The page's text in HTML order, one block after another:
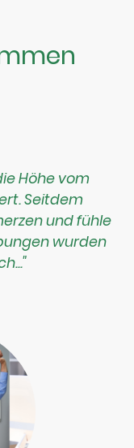
Höhe vom
Seitdem
und fühle
wurden